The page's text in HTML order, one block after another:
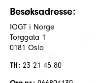
Besøksadresse:
IOGT i Norge
Torggata 1
0181 Oslo
Tlf: 23 21 45 80